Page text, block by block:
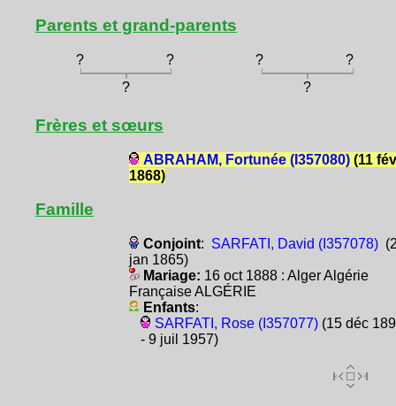
Parents et grand-parents
? ? ?
?
?
?
Frères et sœurs
ABRAHAM, Fortunée (I357080)(11 fév
1868)
Famille
Conjoint: SARFATI, David (I357078)
jan 1865)
Mariage: 16 oct 1888 : Alger Algérie
Française ALGÉRIE
Enfants:
SARFATI, Rose (I357077)(15 déc
- 9 juil 1957)